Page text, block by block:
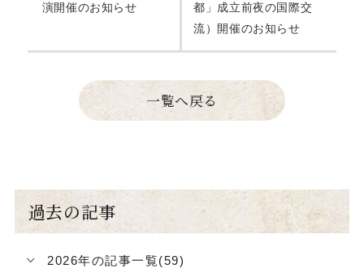
過去の記事
2026年の記事一覧(59)
演開催のお知らせ
都」成立前夜の国際交
流）開催のお知らせ
一覧へ戻る